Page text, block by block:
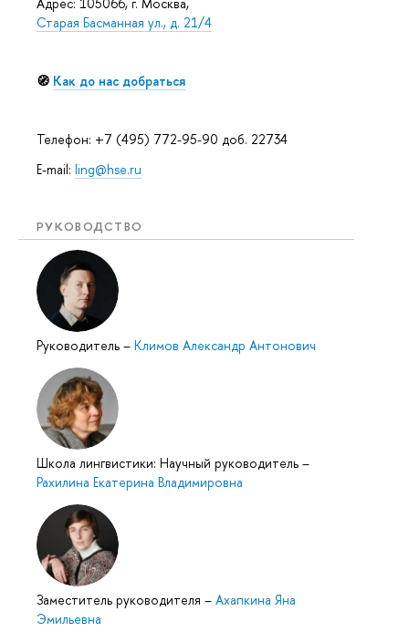
Старая Басманная ул., д. 21/4
🧭 Как до нас добраться
Телефон: +7 (495) 772-95-90 доб. 22734
E-mail: ling@hse.ru
РУКОВОДСТВО
Руководитель – Климов Александр Антонович
Школа лингвистики: Научный руководитель –
Рахилина Екатерина Владимировна
Заместитель руководителя – Ахапкина Яна
Эмильевна